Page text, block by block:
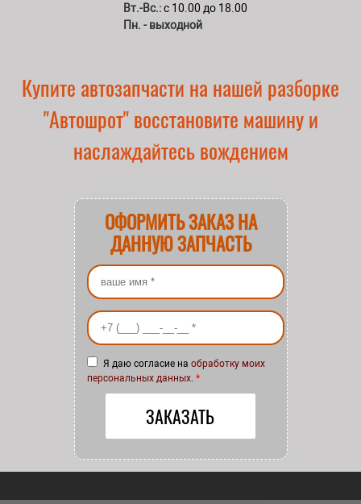
Вт.-Вс.:с 10.00 до 18.00
Пн. - выходной
Купите автозапчасти на нашей разборке
"Автошрот" восстановите машину и
наслаждайтесь вождением
ОФОРМИТЬ ЗАКАЗ НА
ДАННУЮ ЗАПЧАСТЬ
Ваше имя*
Ваш номер телефона*
Я даю согласие на обработку моих
персональных данных. *